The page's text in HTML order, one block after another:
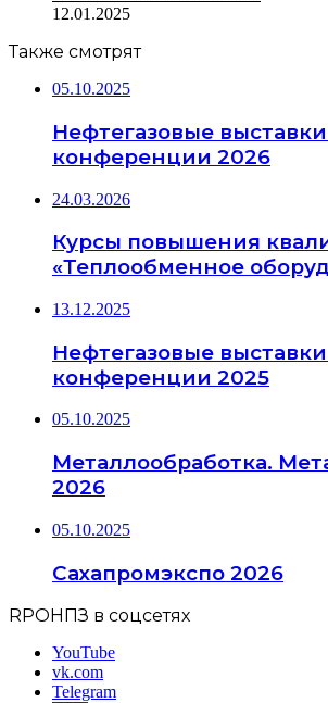
12.01.2025
Также смотрят
05.10.2025
Нефтегазовые
конференции 2026
24.03.2026
Курсы повышения
«Теплообменное
13.12.2025
Нефтегазовые
конференции 2025
05.10.2025
Металлообработка.
2026
05.10.2025
Сахапромэкспо 2026
RPOНПЗ в соцсетях
YouTube
vk.com
Telegram